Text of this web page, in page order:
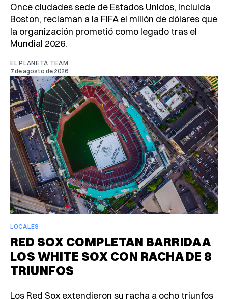
Once ciudades sede de Estados Unidos, incluida
Boston, reclaman a la FIFA el millón de dólares que
la organización prometió como legado tras el
Mundial 2026.
EL PLANETA TEAM
7 de agosto de 2026
LOCALES
RED SOX COMPLETAN BARRIDA A
LOS WHITE SOX CON RACHA DE 8
TRIUNFOS
Los Red Sox extendieron su racha a ocho triunfos